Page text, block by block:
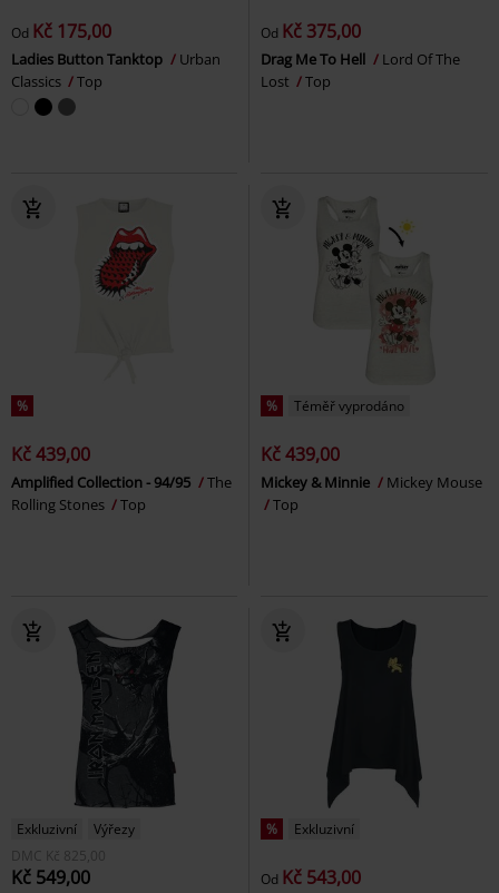
Od Kč 175,00
Ladies Button Tanktop
Urban
Classics
Top
Od Kč 375,00
Drag Me To Hell
Lord Of The
Lost
Top
%
Kč 439,00
Amplified Collection - 94/95
The
Rolling Stones
Top
% Téměř vyprodáno
Kč 439,00
Mickey & Minnie
Mickey Mouse
Top
Exkluzivní
Výřezy
DMC
Kč 825,00
Kč 549,00
% Exkluzivní
Od Kč 543,00